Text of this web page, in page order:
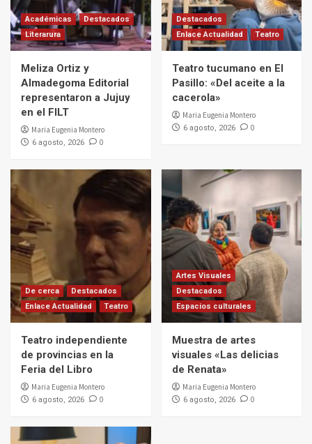
Académicas
Destacados
Literarura
Meliza Ortiz y
Almadegoma Editorial
representaron a Jujuy
en el FILT
Maria Eugenia Montero
6 agosto, 2026 0
Destacados
Enlace Actualidad
Teatro
Teatro tucumano en El
Pasillo: «Del aceite a la
cacerola»
Maria Eugenia Montero
6 agosto, 2026 0
De cerca
Destacados
Enlace Actualidad
Teatro
Teatro independiente
de provincias en la
Feria del Libro
Maria Eugenia Montero
6 agosto, 2026 0
Artes Visuales
Destacados
Espacios culturales
Muestra de artes
visuales «Las delicias
de Renata»
Maria Eugenia Montero
6 agosto, 2026 0